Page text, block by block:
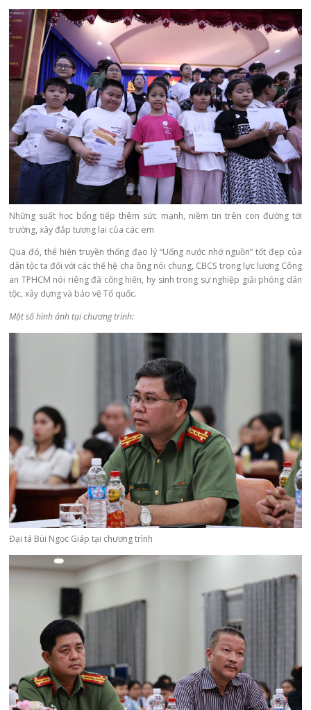
Những suất học bổng tiếp thêm sức mạnh, niềm tin trên con đường tới
trường, xây đắp tương lai của các em
Qua đó, thể hiện truyền thống đạo lý “Uống nước nhớ nguồn” tốt đẹp của
dân tộc ta đối với các thế hệ cha ông nói chung, CBCS trong lực lượng Công
an TPHCM nói riêng đã cống hiến, hy sinh trong sự nghiệp giải phóng dân
tộc, xây dựng và bảo vệ Tổ quốc.
Một số hình ảnh tại chương trình:
Đại tá Bùi Ngọc Giáp tại chương trình